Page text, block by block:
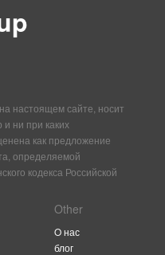
настоящем сайте, носит
и ни при каких
как предложение
определяемой
кодекса Российской
Other
O нас
блог